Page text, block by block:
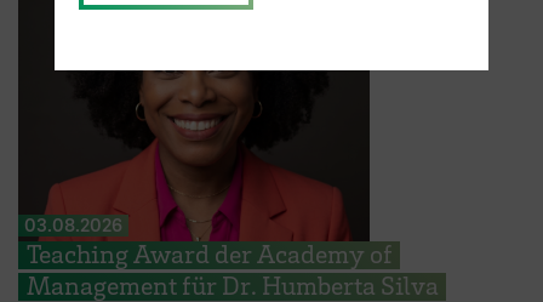
03.08.2026
Teaching Award der Academy of
Management für Dr. Humberta Silva